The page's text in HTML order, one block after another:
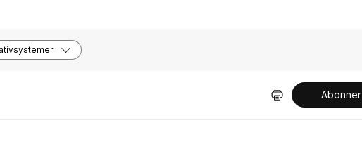
Abonner